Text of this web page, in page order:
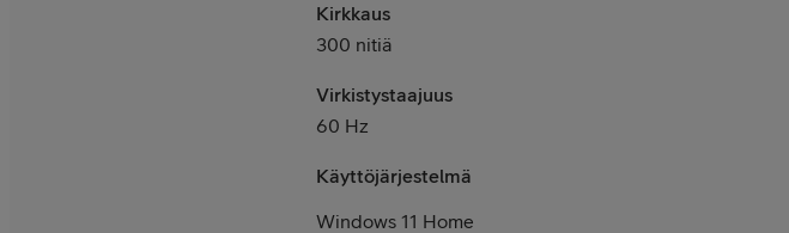
Kirkkaus
300 nitiä
Virkistystaajuus
60 Hz
Käyttöjärjestelmä
Windows 11 Home